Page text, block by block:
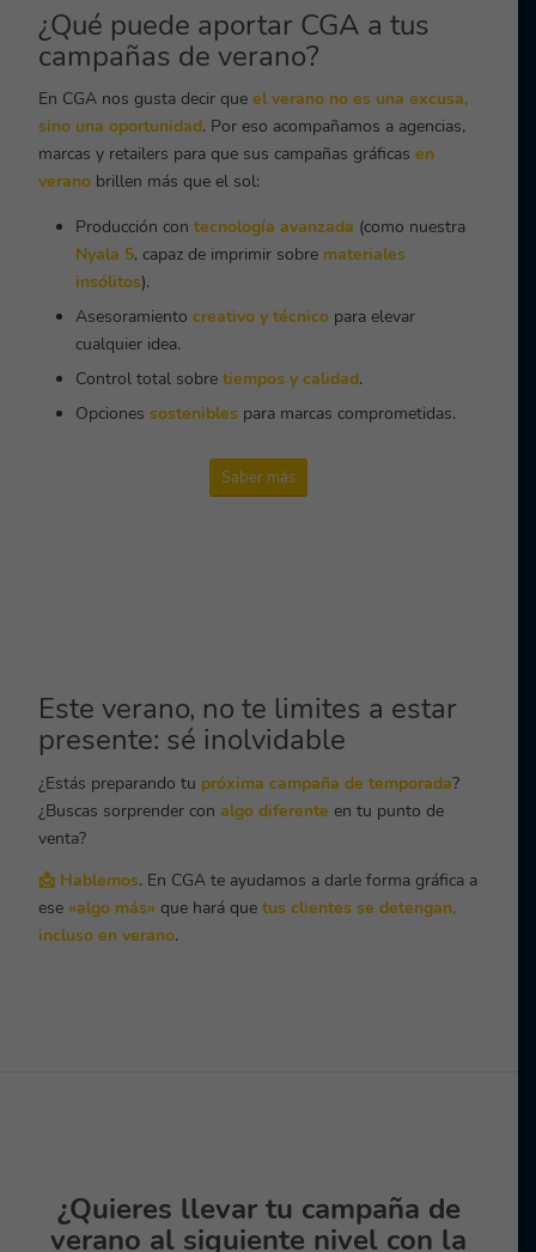
¿Qué puede aportar CGA a tus
campañas de verano?
En CGA nos gusta decir queel verano no es una excusa,
sino una oportunidad. Por eso acompañamos a agencias,
marcas y retailers para que sus campañas gráficasen
verano brillen más que el sol:
Producción contecnología avanzada (como nuestra
Nyala 5, capaz de imprimir sobre materiales
insólitos).
Asesoramientocreativo y técnico para elevar
cualquier idea.
Control total sobretiempos y calidad.
Opcionessostenibles para marcas comprometidas.
Saber más
Este verano, no te limites a estar
presente: sé inolvidable
¿Estás preparando tu próxima campaña de temporada?
¿Buscas sorprender con algo diferente en tu punto de
venta?
📩 Hablemos. En CGA te ayudamos a darle forma gráfica a
ese «algo más» que hará quetus clientes se detengan,
incluso en verano.
¿Quieres llevar tu campaña de
verano al siguiente nivel con la